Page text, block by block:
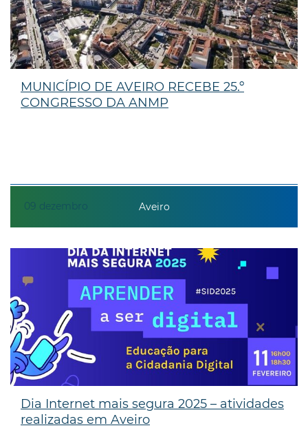
09 dezembro
MUNICÍPIO DE AVEIRO RECEBE 25.º
CONGRESSO DA ANMP
Aveiro
Dia Internet mais segura 2025 – atividades
realizadas em Aveiro